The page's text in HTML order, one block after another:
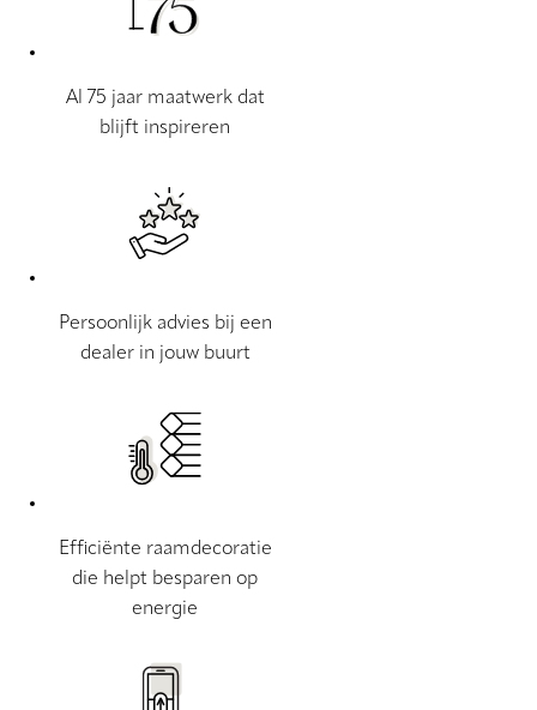
Al 75 jaar maatwerk dat
blijft inspireren
Persoonlijk advies bij een
dealer in jouw buurt
Efficiënte raamdecoratie
die helpt besparen op
energie